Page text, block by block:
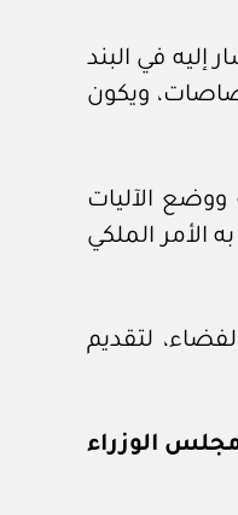
في البند
ويكون
ووضع الآليات
الأمر الملكي
لتقديم
الوزراء